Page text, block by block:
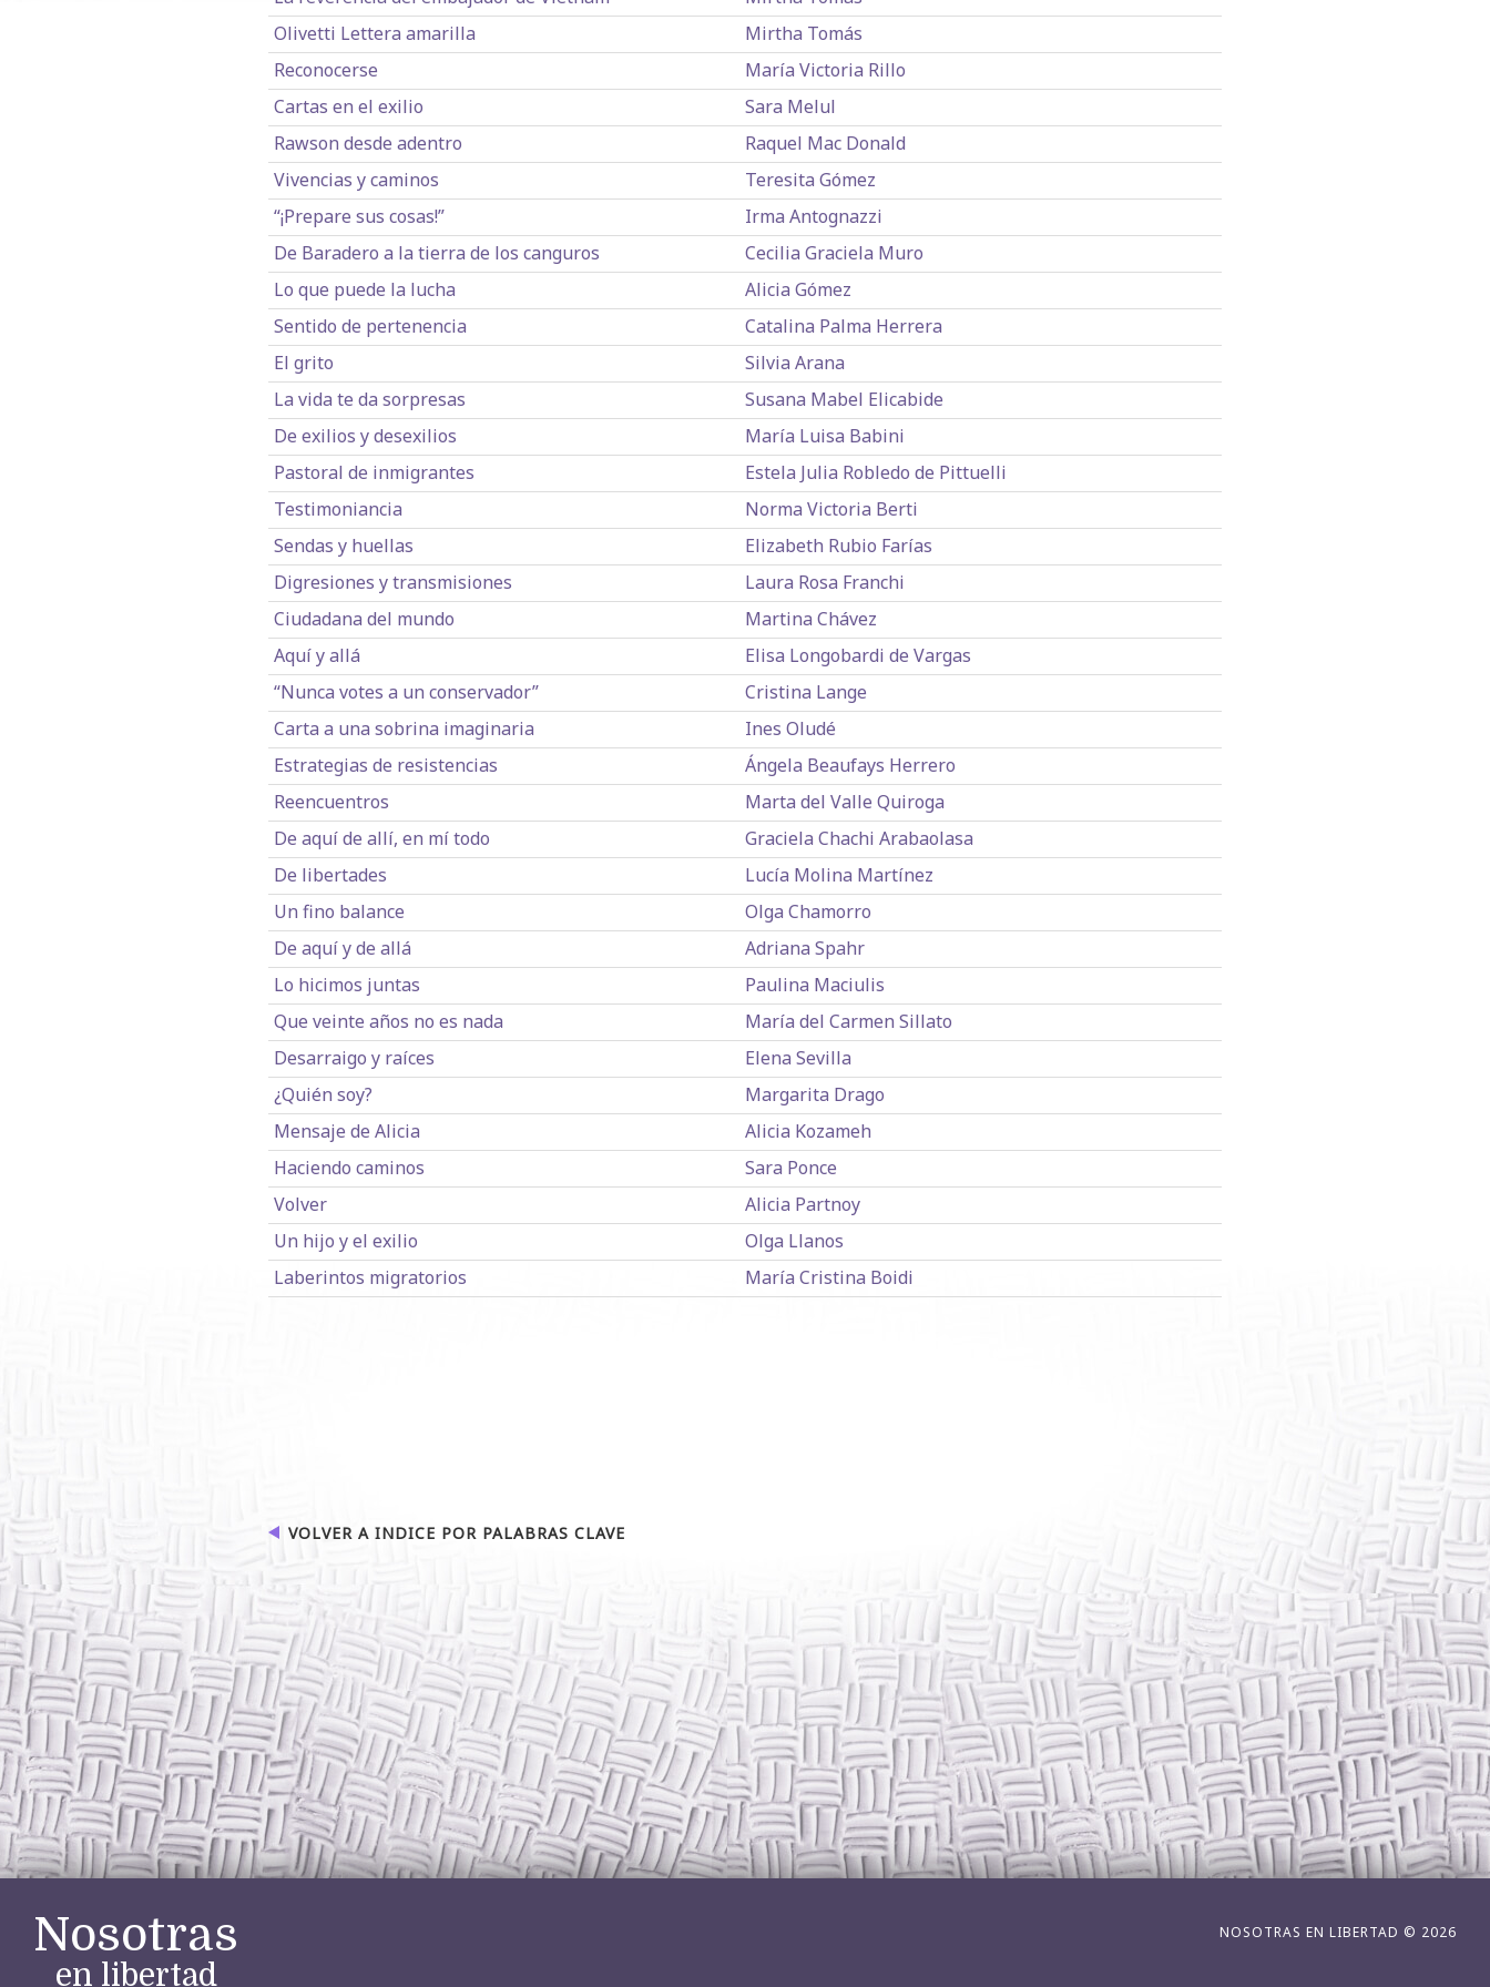
Olivetti Lettera amarilla
Mirtha Tomás
Reconocerse
María Victoria Rillo
Cartas en el exilio
Sara Melul
Rawson desde adentro
Raquel Mac Donald
Vivencias y caminos
Teresita Gómez
“¡Prepare sus cosas!”
Irma Antognazzi
De Baradero a la tierra de los canguros
Cecilia Graciela Muro
Lo que puede la lucha
Alicia Gómez
Sentido de pertenencia
Catalina Palma Herrera
El grito
Silvia Arana
La vida te da sorpresas
Susana Mabel Elicabide
De exilios y desexilios
María Luisa Babini
Pastoral de inmigrantes
Estela Julia Robledo de Pittuelli
Testimoniancia
Norma Victoria Berti
Sendas y huellas
Elizabeth Rubio Farías
Digresiones y transmisiones
Laura Rosa Franchi
Ciudadana del mundo
Martina Chávez
Aquí y allá
Elisa Longobardi de Vargas
“Nunca votes a un conservador”
Cristina Lange
Carta a una sobrina imaginaria
Ines Oludé
Estrategias de resistencias
Ángela Beaufays Herrero
Reencuentros
Marta del Valle Quiroga
De aquí de allí, en mí todo
Graciela Chachi Arabaolasa
De libertades
Lucía Molina Martínez
Un fino balance
Olga Chamorro
De aquí y de allá
Adriana Spahr
Lo hicimos juntas
Paulina Maciulis
Que veinte años no es nada
María del Carmen Sillato
Desarraigo y raíces
Elena Sevilla
¿Quién soy?
Margarita Drago
Mensaje de Alicia
Alicia Kozameh
Haciendo caminos
Sara Ponce
Volver
Alicia Partnoy
Un hijo y el exilio
Olga Llanos
Laberintos migratorios
María Cristina Boidi
VOLVER A INDICE POR PALABRAS CLAVE
Nosotras
en libertad
NOSOTRAS EN LIBERTAD © 2026